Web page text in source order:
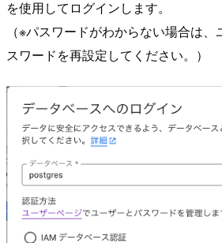
を使用してログインします。
（※パスワードがわからない場合は
スワードを再設定してください。）